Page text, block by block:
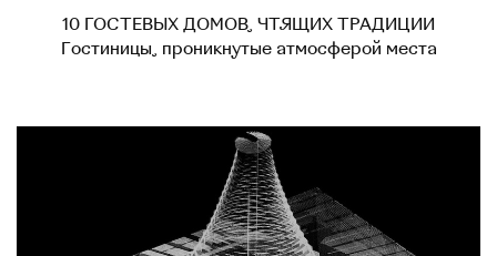
10 ГОСТЕВЫХ ДОМОВ, ЧТЯЩИХ ТРАДИЦИИ
Гостиницы, проникнутые атмосферой места